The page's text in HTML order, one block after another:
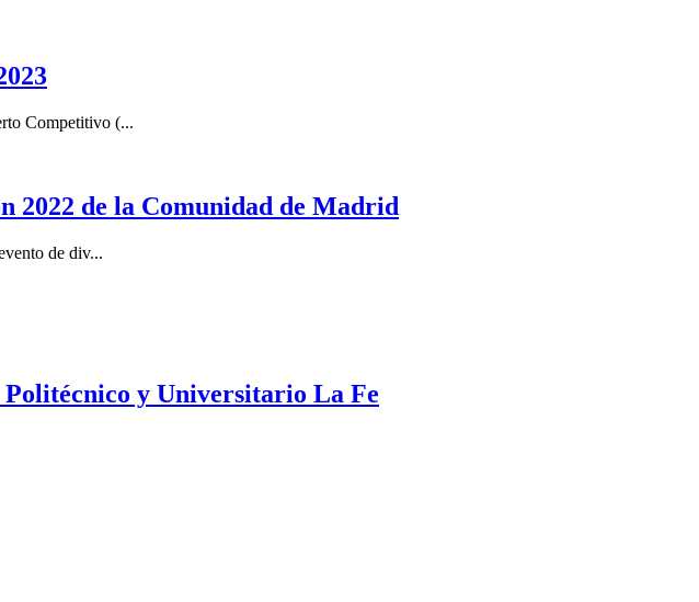
Competitivo (...
2022 de la Comunidad de Madrid
de div...
y Universitario La Fe